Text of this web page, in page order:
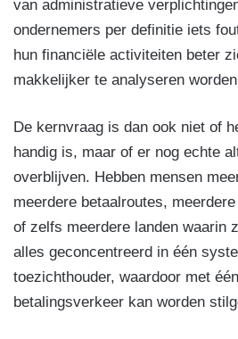
van administratieve
ondernemers per definitie iets
hun financiële activiteiten beter
makkelijker te analyseren
De kernvraag is dan ook niet of
handig is, maar of er nog echte
overblijven. Hebben mensen
meerdere betaalroutes,
of zelfs meerdere landen waarin
alles geconcentreerd in één
toezichthouder, waardoor met
betalingsverkeer kan worden